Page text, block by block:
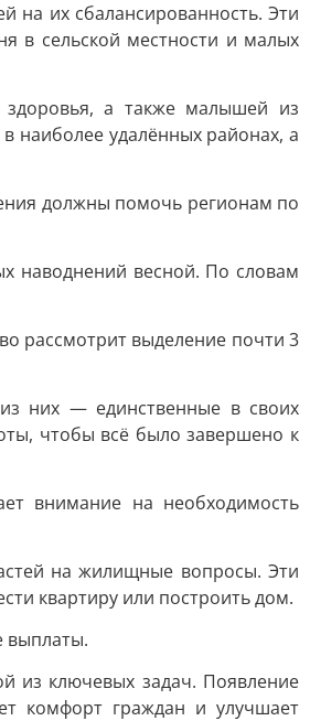
на их сбалансированность. Эти
в сельской местности и малых
а также малышей из
наиболее удалённых районах, а
должны помочь регионам по
наводнений весной. По словам
рассмотрит выделение почти 3
них — единственные в своих
чтобы всё было завершено к
внимание на необходимость
на жилищные вопросы. Эти
квартиру или построить дом.
выплаты.
из ключевых задач. Появление
комфорт граждан и улучшает